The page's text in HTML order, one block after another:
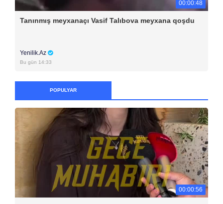
00:00:48
Tanınmış meyxanaçı Vasif Talıbova meyxana qoşdu
Yenilik.Az
Bu gün 14:33
POPULYAR
00:00:56